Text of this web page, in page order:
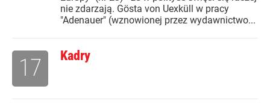
nie zdarzają. Gösta von Uexküll w pracy
"Adenauer" (wznowionej przez wydawnictwo...
Kadry
17